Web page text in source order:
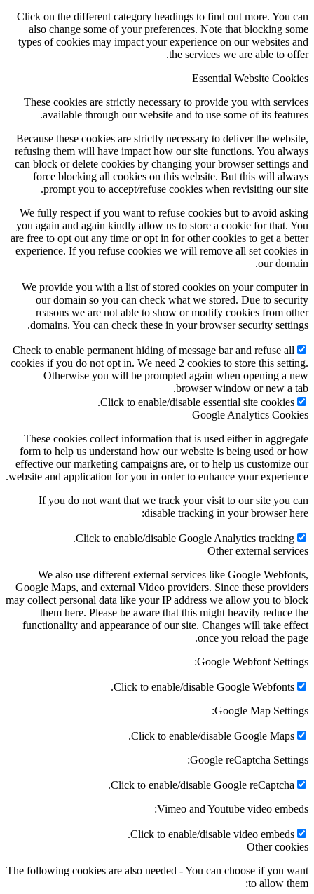
Click on the different category headings to find out more. You can
also change some of your preferences. Note that blocking some
types of cookies may impact your experience on our websites and
the services we are able to offer.
Essential Website Cookies
These cookies are strictly necessary to provide you with services
available through our website and to use some of its features.
Because these cookies are strictly necessary to deliver the website,
refusing them will have impact how our site functions. You always
can block or delete cookies by changing your browser settings and
force blocking all cookies on this website. But this will always
prompt you to accept/refuse cookies when revisiting our site.
We fully respect if you want to refuse cookies but to avoid asking
you again and again kindly allow us to store a cookie for that. You
are free to opt out any time or opt in for other cookies to get a better
experience. If you refuse cookies we will remove all set cookies in
our domain.
We provide you with a list of stored cookies on your computer in
our domain so you can check what we stored. Due to security
reasons we are not able to show or modify cookies from other
domains. You can check these in your browser security settings.
Check to enable permanent hiding of message bar and refuse all
cookies if you do not opt in. We need 2 cookies to store this setting.
Otherwise you will be prompted again when opening a new
browser window or new a tab.
Click to enable/disable essential site cookies.
Google Analytics Cookies
These cookies collect information that is used either in aggregate
form to help us understand how our website is being used or how
effective our marketing campaigns are, or to help us customize our
website and application for you in order to enhance your experience.
If you do not want that we track your visit to our site you can
disable tracking in your browser here:
Click to enable/disable Google Analytics tracking.
Other external services
We also use different external services like Google Webfonts,
Google Maps, and external Video providers. Since these providers
may collect personal data like your IP address we allow you to block
them here. Please be aware that this might heavily reduce the
functionality and appearance of our site. Changes will take effect
once you reload the page.
Google Webfont Settings:
Click to enable/disable Google Webfonts.
Google Map Settings:
Click to enable/disable Google Maps.
Google reCaptcha Settings:
Click to enable/disable Google reCaptcha.
Vimeo and Youtube video embeds:
Click to enable/disable video embeds.
Other cookies
The following cookies are also needed - You can choose if you want
to allow them: